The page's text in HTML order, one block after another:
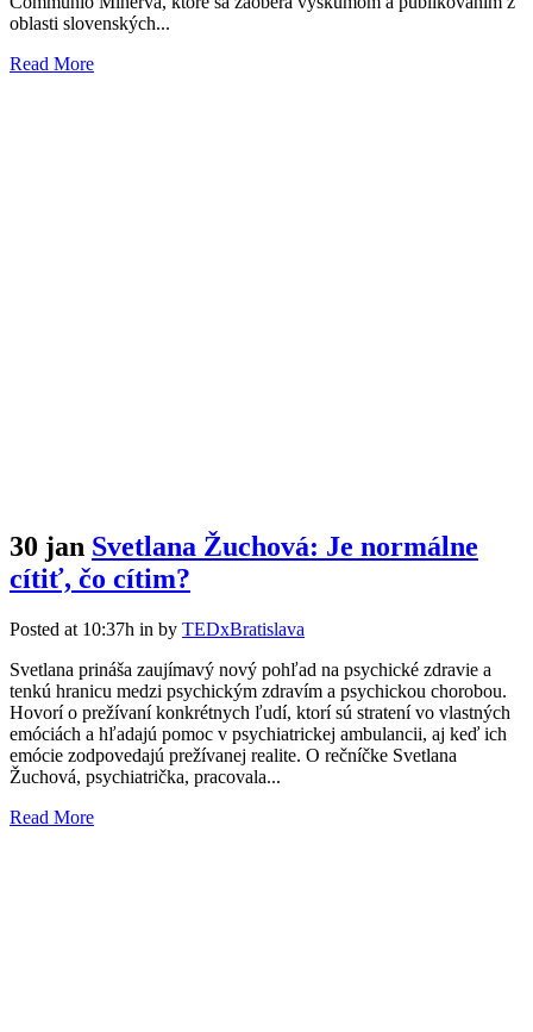
oblasti slovenských...
Read More
30 jan Svetlana Žuchová: Je normálne
cítiť, čo cítim?
Posted at 10:37h in by TEDxBratislava
Svetlana prináša zaujímavý nový pohľad na psychické zdravie a
tenkú hranicu medzi psychickým zdravím a psychickou chorobou.
Hovorí o prežívaní konkrétnych ľudí, ktorí sú stratení vo vlastných
emóciách a hľadajú pomoc v psychiatrickej ambulancii, aj keď ich
emócie zodpovedajú prežívanej realite. O rečníčke Svetlana
Žuchová, psychiatrička, pracovala...
Read More